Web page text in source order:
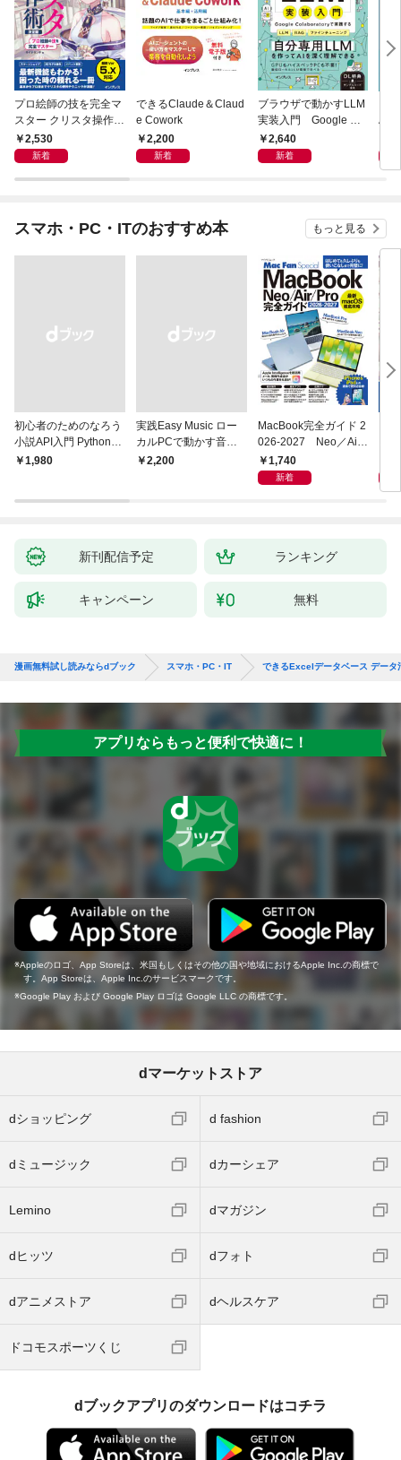
プロ絵師の技を完全マ
スター クリスタ操作術
決定版 改訂2版 CLIP S
TUDIO PAINT PRO/E
2,530
新着
できるClaude＆Claud
e Cowork
2,200
新着
ブラウザで動かすLLM
実装入門 Google Col
aboratoryで実践するL
LM・RAG・ファイン
2,640
新着
AI
し
内
スマホ・PC・ITのおすすめ本 もっと見る
初心者のためのなろう
小説API入門 Pythonで
作るデータ活用法
￥1,980
実践Easy Music ロー
カルPCで動かす音楽
生成AI完全ガイド
￥2,200
MacBook完全ガイド 2
026-2027 Neo／Air
／Pro対応
1,740
新着
X/
新刊配信予定 ランキング
キャンペーン 無料
漫画無料試し読みならdブック スマホ・PC・IT できるExcelデータベース デー
アプリならもっと便利で快適に！
Appleのロゴ、App Storeは、米国もしくはその他の国や地域におけるApple Inc.の商標で
す。App Storeは、Apple Inc.のサービスマークです。
Google Play および Google Play ロゴは Google LLC の商標です。
dマーケットストア
dショッピング d fashion
dミュージック dカーシェア
Lemino dマガジン
dヒッツ dフォト
dアニメストア dヘルスケア
ドコモスポーツくじ
dブックアプリのダウンロードはコチラ